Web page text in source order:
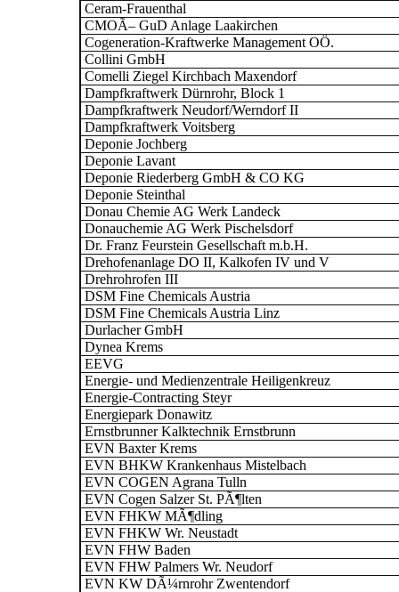
Ceram-Frauenthal
CMOÃ– GuD Anlage Laakirchen
Cogeneration-Kraftwerke Management OÖ.
Collini GmbH
Comelli Ziegel Kirchbach Maxendorf
Dampfkraftwerk Dürnrohr, Block 1
Dampfkraftwerk Neudorf/Werndorf II
Dampfkraftwerk Voitsberg
Deponie Jochberg
Deponie Lavant
Deponie Riederberg GmbH & CO KG
Deponie Steinthal
Donau Chemie AG Werk Landeck
Donauchemie AG Werk Pischelsdorf
Dr. Franz Feurstein Gesellschaft m.b.H.
Drehofenanlage DO II, Kalkofen IV und V
Drehrohrofen III
DSM Fine Chemicals Austria
DSM Fine Chemicals Austria Linz
Durlacher GmbH
Dynea Krems
EEVG
Energie- und Medienzentrale Heiligenkreuz
Energie-Contracting Steyr
Energiepark Donawitz
Ernstbrunner Kalktechnik Ernstbrunn
EVN Baxter Krems
EVN BHKW Krankenhaus Mistelbach
EVN COGEN Agrana Tulln
EVN Cogen Salzer St. PÃ¶lten
EVN FHKW MÃ¶dling
EVN FHKW Wr. Neustadt
EVN FHW Baden
EVN FHW Palmers Wr. Neudorf
EVN KW DÃ¼rnrohr Zwentendorf